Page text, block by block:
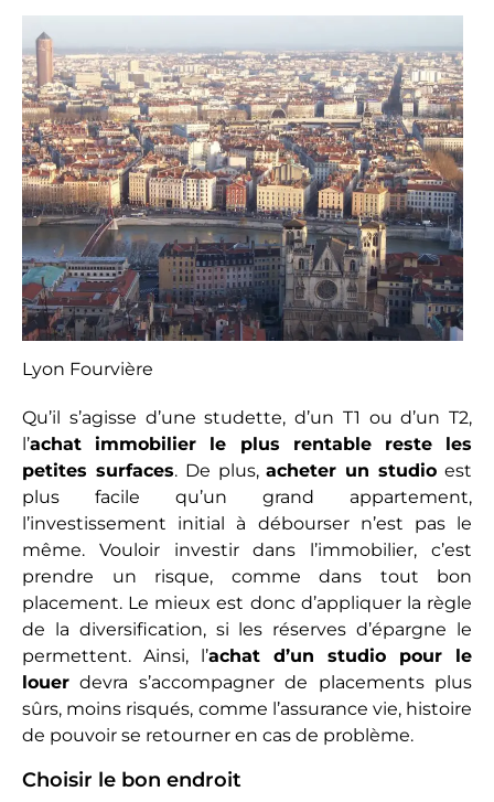
Lyon Fourvière
Qu’il s’agisse d’une studette, d’un T1 ou d’un T2,
l’achat immobilier le plus rentable reste les
petites surfaces. De plus,acheter un studio est
plus facile qu’un grand appartement,
l’investissement initial à débourser n’est pas le
même. Vouloir investir dans l’immobilier, c’est
prendre un risque, comme dans tout bon
placement. Le mieux est donc d’appliquer la règle
de la diversification, si les réserves d’épargne le
permettent. Ainsi, l’achat d’un studio pour le
louer devra s’accompagner de placements plus
sûrs, moins risqués, comme l’assurance vie, histoire
de pouvoir se retourner en cas de problème.
Choisir le bon endroit